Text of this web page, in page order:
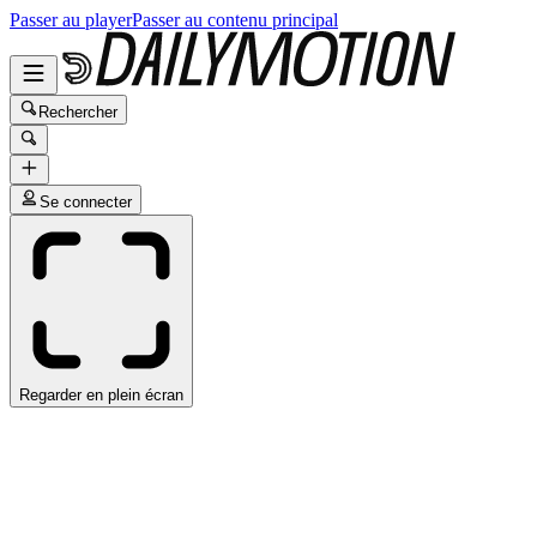
Passer au playerPasser au contenu principal
Rechercher
Se connecter
Regarder en plein écran